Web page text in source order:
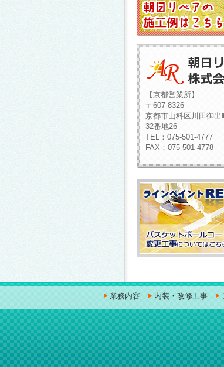
【京都営業所】
〒607-8326
京都市山科区川田御出
32番地26
TEL：075-501-4777
FAX：075-501-4778
業務内容 内装・改修工事